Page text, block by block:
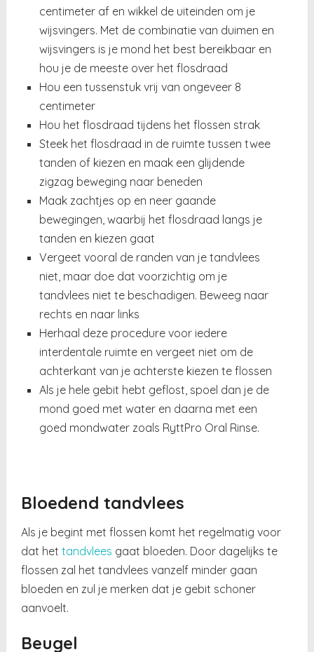
centimeter af en wikkel de uiteinden om je
wijsvingers. Met de combinatie van duimen en
wijsvingers is je mond het best bereikbaar en
hou je de meeste over het flosdraad
Hou een tussenstuk vrij van ongeveer 8
centimeter
Hou het flosdraad tijdens het flossen strak
Steek het flosdraad in de ruimte tussen twee
tanden of kiezen en maak een glijdende
zigzag beweging naar beneden
Maak zachtjes op en neer gaande
bewegingen, waarbij het flosdraad langs je
tanden en kiezen gaat
Vergeet vooral de randen van je tandvlees
niet, maar doe dat voorzichtig om je
tandvlees niet te beschadigen. Beweeg naar
rechts en naar links
Herhaal deze procedure voor iedere
interdentale ruimte en vergeet niet om de
achterkant van je achterste kiezen te flossen
Als je hele gebit hebt geflost, spoel dan je de
mond goed met water en daarna met een
goed mondwater zoals RyttPro Oral Rinse.
Bloedend tandvlees
Als je begint met flossen komt het regelmatig voor
dat hettandvlees gaat bloeden. Door dagelijks te
flossen zal het tandvlees vanzelf minder gaan
bloeden en zul je merken dat je gebit schoner
aanvoelt.
Beugel